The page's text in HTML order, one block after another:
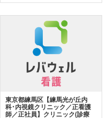
東京都練馬区【練馬光が丘内
科･内視鏡クリニック／正看護
師／正社員】クリニック(診療